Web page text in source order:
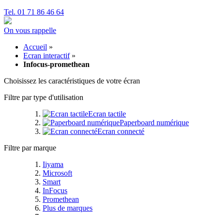
Tel. 01 71 86 46 64
On vous rappelle
Accueil »
Ecran interactif »
Infocus-promethean
Choisissez les caractéristiques de votre écran
Filtre par type d'utilisation
Ecran tactile
Paperboard numérique
Ecran connecté
Filtre par marque
Iiyama
Microsoft
Smart
InFocus
Promethean
Plus de marques